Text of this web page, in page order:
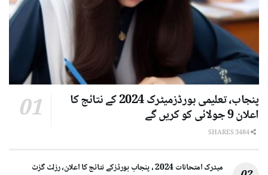
پنجاب، تعلیمی بورڈزمیٹرک 2024 کے نتائج کا
اعلان 9 جولائی کو کریں گے
میٹرک امتحانات 2024 ، پنجاب بورڈزکے نتائج کا اعلان، رزلٹ گزٹ